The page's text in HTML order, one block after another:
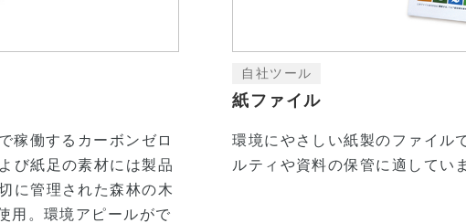
稼働するカーボンゼロ
び紙足の素材には製品
に管理された森林の木
用。環境アピールがで
自社ツール
紙ファイル
環境にやさしい紙製のファイル
ルティや資料の保管に適してい